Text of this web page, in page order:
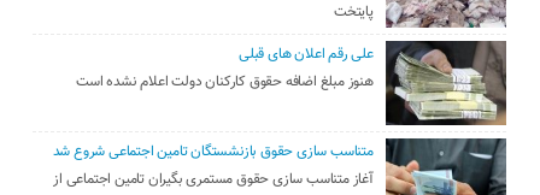
پایتخت
علی رقم اعلان های قبلی
هنوز مبلغ اضافه حقوق کارکنان دولت اعلام نشده است
متناسب سازی حقوق بازنشستگان تامین اجتماعی شروع شد
آغاز متناسب سازی حقوق مستمری بگیران تامین اجتماعی از